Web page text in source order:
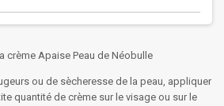
crème Apaise Peau de Néobulle
ou de sècheresse de la peau, appliquer
quantité de crème sur le visage ou sur le